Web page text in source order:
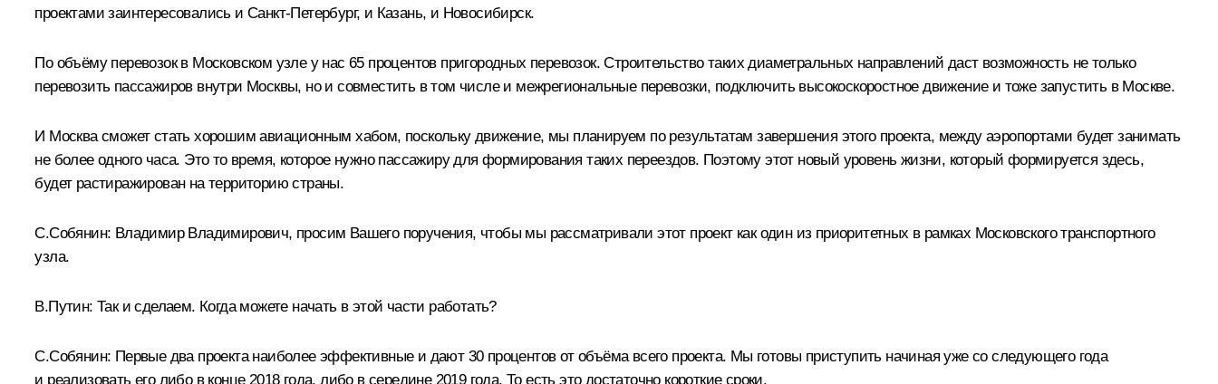
проектами заинтересовались и Санкт-Петербург, и Казань, и Новосибирск.
По объёму перевозок в Московском узле у нас 65 процентов пригородных перевозок. Строительство таких диаметральных направлений даст возможность не только
перевозить пассажиров внутри Москвы, но и совместить в том числе и межрегиональные перевозки, подключить высокоскоростное движение и тоже запустить в Москве.
И Москва сможет стать хорошим авиационным хабом, поскольку движение, мы планируем по результатам завершения этого проекта, между аэропортами будет занимать
не более одного часа. Это то время, которое нужно пассажиру для формирования таких переездов. Поэтому этот новый уровень жизни, который формируется здесь,
будет растиражирован на территорию страны.
С.Собянин: Владимир Владимирович, просим Вашего поручения, чтобы мы рассматривали этот проект как один из приоритетных в рамках Московского транспортного
узла.
В.Путин: Так и сделаем. Когда можете начать в этой части работать?
С.Собянин: Первые два проекта наиболее эффективные и дают 30 процентов от объёма всего проекта. Мы готовы приступить начиная уже со следующего года
и реализовать его либо в конце 2018 года, либо в середине 2019 года. То есть это достаточно короткие сроки.